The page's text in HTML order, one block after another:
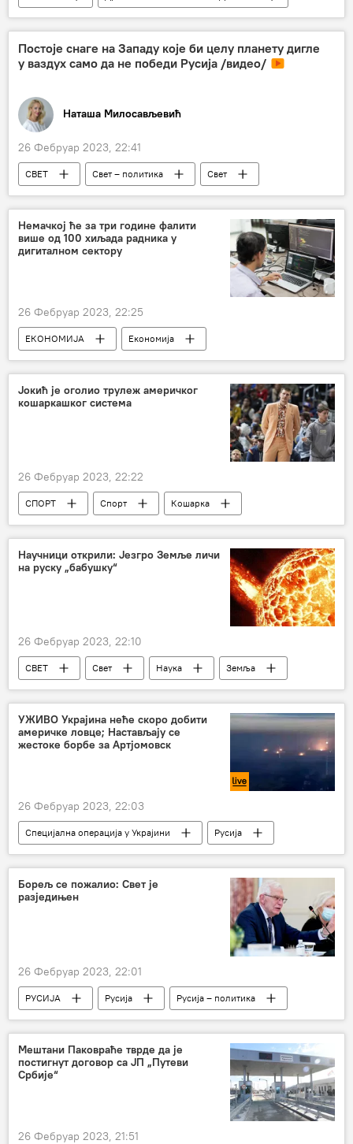
Постоје снаге на Западу које би целу планету дигле
у ваздух само да не победи Русија /видео/
Наташа Милосављевић
26 Фебруар 2023, 22:41
СВЕТ Свет – политика
Свет
Од четвртка до четвртка
Катар 2022 – скенер, анализе, коментари
Немачкој ће за три године фалити
више од 100 хиљада радника у
дигиталном сектору
26 Фебруар 2023, 22:25
ЕКОНОМИЈА
Економија
Свет – економија
Немачка ИТ
Јокић је оголио трулеж америчког
кошаркашког система
26 Фебруар 2023, 22:22
СПОРТ Спорт
Кошарка
НБА
Никола Јокић
Научници открили: Језгро Земље личи
на руску „бабушку“
26 Фебруар 2023, 22:10
СВЕТ Свет Наука
Земља
Језгро
сеизмолози
УЖИВО Украјина неће скоро добити
америчке ловце; Настављају се
жестоке борбе за Артјомовск
26 Фебруар 2023, 22:03
Специјална операција у Украјини
Русија
Специјална војна операција у Украјини – вести
Специјална војна операција у Украјини – уживо
ЛНР
Борељ се пожалио: Свет је
разједињен
26 Фебруар 2023, 22:01
РУСИЈА Русија
Русија – политика
Свет
Свет – политика
Мештани Паковраће тврде да је
постигнут договор са ЈП „Путеви
Србије“
26 Фебруар 2023, 21:51